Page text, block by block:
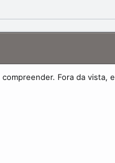
Fora da vista,